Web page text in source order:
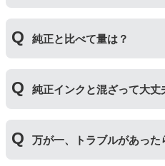
て穴を開ける④フタを取り
ていますが、互換品には
クを補充する際は入れ間
純正と比べて量は？
【GI-390】
純正品：ブラック135ml/カ
純正インクと混ざって大丈
ません。純正インクは高
るのは純正インクを使い
万が一、トラブルがあった